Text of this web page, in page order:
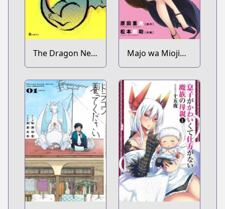
The Dragon Next
Door
Majo wa Mioji
kara